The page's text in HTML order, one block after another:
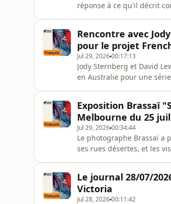
réponse à ce qu'il décrit
Rencontre avec
pour le projet
Jul 29, 202600:17:13
Jody Sternberg et David
en Australie pour une
Fitzgibbon.
Exposition Brassaï
Melbourne du 25
Jul 29, 202600:34:44
Le photographe Brassaï a
ses rues désertes, et les
Philippe Ribe
Le journal 28/07/
Victoria
Jul 28, 202600:11:42